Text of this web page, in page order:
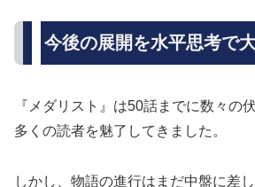
今後の展開を水平思考で
『メダリスト』は50話までに数々の
多くの読者を魅了してきました。
しかし、物語の進行はまだ中盤に差